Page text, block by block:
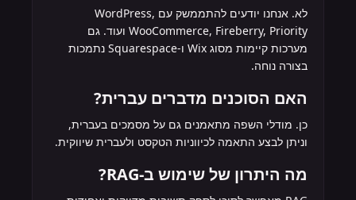
לא. אנחנו יודעים להתממשק עם WordPress,
WooCommerce, Fireberry, Priority ועוד. גם
מערכות קיימות מסוג Wix ו-Squarespace נתמכות
בצורה נוחה.
האם הסוכנים מדברים עברית?
כן. מודלי השפה מתאמנים גם על מסמכים בעברית,
וניתן לבצע התאמה לכיווניות הטקסט ולעברית שיווקית.
מה היתרון של שימוש ב-RAG?